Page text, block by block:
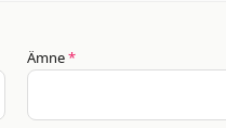
Ämne*